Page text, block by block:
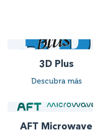
3D Plus
Descubra más
AFT Microwave